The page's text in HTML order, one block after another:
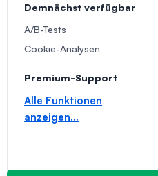
Demnächst verfügbar
A/B-Tests
Cookie-Analysen
Premium-Support
Alle Funktionen
anzeigen...